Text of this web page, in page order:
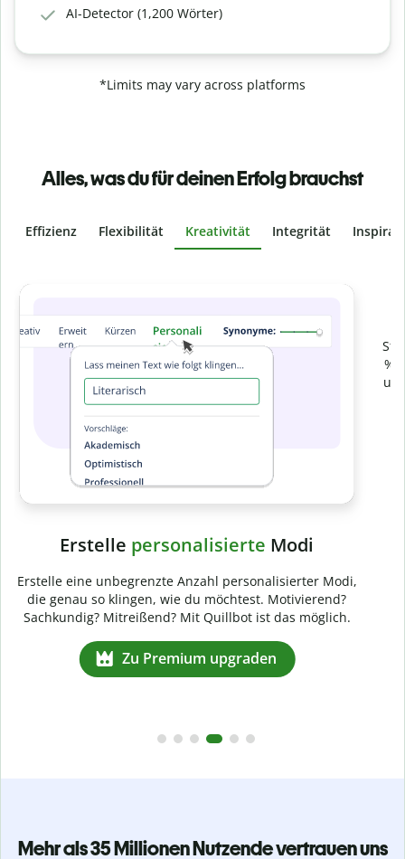
AI-Detector (1,200 Wörter)
*Limits may vary across platforms
Alles, was du für deinen Erfolg brauchst
Effizienz Flexibilität Kreativität Integrität
Slide 4 of 6
Stelle mit der Plagiatsprüfung sicher, dass dein Text zu 100
% original ist. Analysiere deine Arbeit in Sekundenschnelle
und finde fehlende Quellenangaben in über 100 Sprachen.
Mehr als 35 Millionen Nutzende vertrauen uns